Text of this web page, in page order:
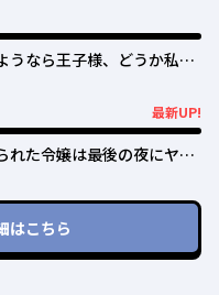
うなら王子様、どうか私の
最新UP!
れた令嬢は最後の夜にヤリ
ると、迎えに来たのは激重
様でした〜
はこちら